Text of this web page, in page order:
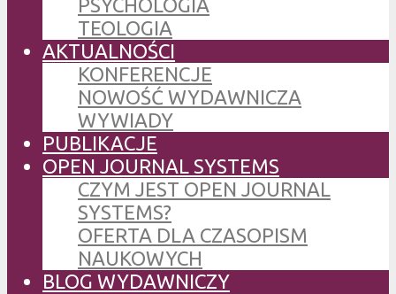
PSYCHOLOGIA
TEOLOGIA
AKTUALNOŚCI
KONFERENCJE
NOWOŚĆ WYDAWNICZA
WYWIADY
PUBLIKACJE
OPEN JOURNAL SYSTEMS
CZYM JEST OPEN JOURNAL
SYSTEMS?
OFERTA DLA CZASOPISM
NAUKOWYCH
BLOG WYDAWNICZY